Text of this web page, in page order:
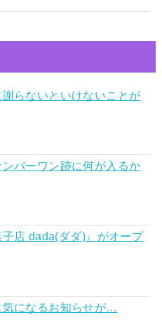
謝らないといけないことが
バーワン跡に何が入るか
店 dada(ダダ)』がオープ
気になるお知らせが…